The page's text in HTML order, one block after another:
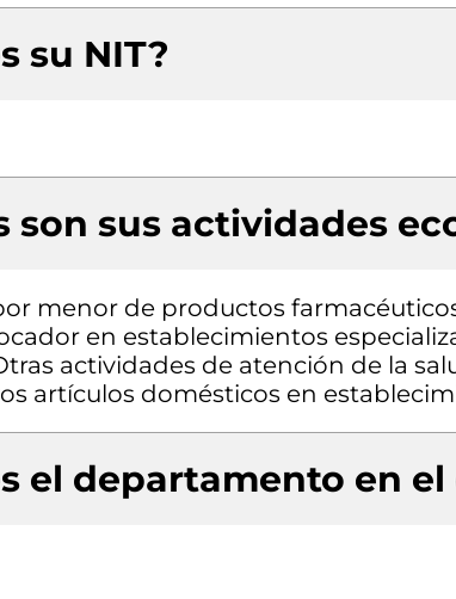
su NIT?
son sus actividades
menor de productos
en establecimientos
actividades de atención de la
artículos domésticos en
el departamento en